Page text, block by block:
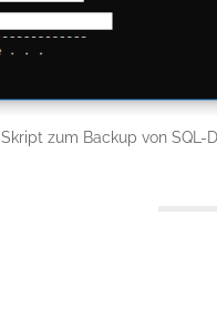
Skript zum Backup von SQL-